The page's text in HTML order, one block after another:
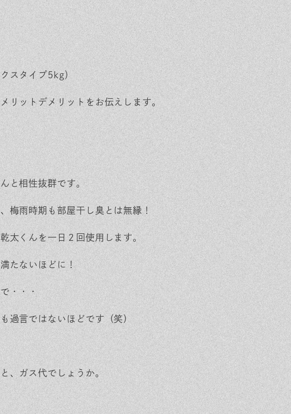
スタイプ5kg）
リットデメリットをお伝えします。
と相性抜群です。
梅雨時期も部屋干し臭とは無縁！
太くんを一日２回使用します。
たないほどに！
・・・
過言ではないほどです（笑）
、ガス代でしょうか。